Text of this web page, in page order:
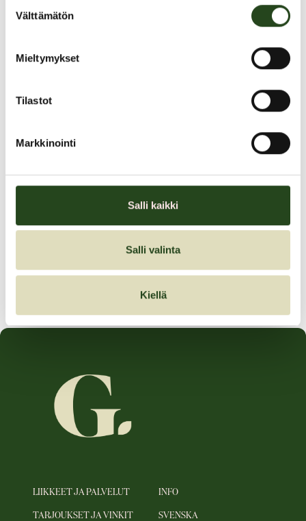
valinta
Välttämätön
Mieltymykset
Tilastot
Markkinointi
Salli kaikki
Salli valinta
Kiellä
Yellow Week! Päällystakkien pesut
Tarjous voimassa 22.-27.9.2025.
-15%
22.09.2025–27.09.2025
LIIKKEET JA PALVELUT
TARJOUKSET JA VINKIT
INFO
SVENSKA